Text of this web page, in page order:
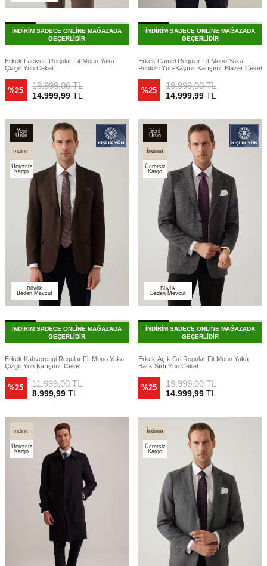
İNDİRİM SADECE ONLİNE MAĞAZADA
GEÇERLİDİR
Erkek Lacivert Regular Fit Mono Yaka
Çizgili Yün Ceket
%25 19.999,00TL
14.999,99TL
İNDİRİM SADECE ONLİNE MAĞAZADA
GEÇERLİDİR
Erkek Camel Regular Fit Mono Yaka
Puntolu Yün-Kaşmir Karışımlı Blazer Ceket
%25 19.999,00TL
14.999,99TL
Yeni
Ürün
İndirim
Ücretsiz
Kargo
Büyük
Beden Mevcut
İNDİRİM SADECE ONLİNE MAĞAZADA
GEÇERLİDİR
Erkek Kahverengi Regular Fit Mono Yaka
Çizgili Yün Karışımlı Ceket
%25 11.999,00TL
8.999,99TL
Yeni
Ürün
İndirim
Ücretsiz
Kargo
Büyük
Beden Mevcut
İNDİRİM SADECE ONLİNE MAĞAZADA
GEÇERLİDİR
Erkek Açık Gri Regular Fit Mono Yaka
Balık Sırtı Yün Ceket
%25 19.999,00TL
14.999,99TL
İndirim
Ücretsiz
Kargo
İndirim
Ücretsiz
Kargo